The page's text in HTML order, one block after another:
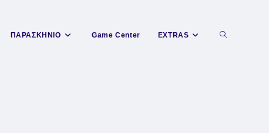
ΠΑΡΑΣΚΗΝΙΟ Game Center EXTRAS Toggle